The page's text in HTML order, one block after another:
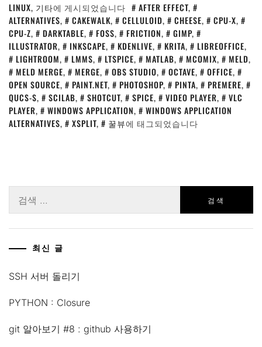
LINUX, 기타에 게시되었습니다 AFTER EFFECT,
ALTERNATIVES, CAKEWALK, CELLULOID, CHEESE, CPU-X,
CPU-Z, DARKTABLE, FOSS, FRICTION, GIMP,
ILLUSTRATOR, INKSCAPE, KDENLIVE, KRITA, LIBREOFFICE,
LIGHTROOM, LMMS, LTSPICE, MATLAB, MCOMIX, MELD,
MELD MERGE, MERGE, OBS STUDIO, OCTAVE, OFFICE,
OPEN SOURCE, PAINT.NET, PHOTOSHOP, PINTA, PREMERE,
QUCS-S, SCILAB, SHOTCUT, SPICE, VIDEO PLAYER,
VLC
PLAYER, WINDOWS APPLICATION,
WINDOWS APPLICATION
ALTERNATIVES, XSPLIT, 꿀뷰에 태그되었습니다
색:
최신 글
SSH 서버 돌리기
PYTHON : Closure
git 알아보기 #8 : github 사용하기